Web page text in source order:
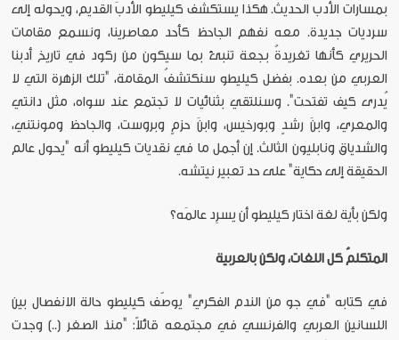
بمسارات الأدب الحديث. هكذا يستكشف كيليطو الأدبَ القديم، ويحوله إلى
سرديات جديدة. معه نفهم الجاحظ كأحد معاصرينا، ونسمع مقامات
الحريري كأنها تغريدةُ بجعة تنبئ بما سيكون من ركود في تاريخ أدبنا
العربي من بعده. بفضل كيليطو سنكتشفُ المقامة، "تلك الزهرة التي لا
يُدرى كيف تفتحت". وسنلتقي بثنائيات لا تجتمع عند سواه، مثل دانتي
والمعري، وابنَ رشدٍ وبورخيس، وابنَ حزمٍ وبروست، والجاحظ ومونتني،
والشدياق ونابليون الثالث. إن أجمل ما في نقديات كيليطو أنه "يحول عالم
الحقيقة إلى حكاية" على حد تعبير نيتشه.
ولكن بأية لغة اختار كيليطو أن يسرِد عالمَه؟
المتكلمُ كل اللغات، ولكن بالعربية
في كتابه "في جو من الندم الفكري" يوصّف كيليطو حالة الانفصال بين
اللسانين العربي والفرنسي في مجتمعه قائلاً: "منذ الصغر (..) وجدت